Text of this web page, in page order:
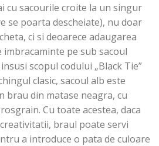
cu sacourile croite la un singur
se poarta descheiate), nu doar
ci si deoarece adaugarea
pe sub sacoul
scopul codului „Black Tie”
clasic, sacoul alb este
brau din matase neagra, cu
Cu toate acestea, daca
braul poate servi
a introduce o pata de culoare